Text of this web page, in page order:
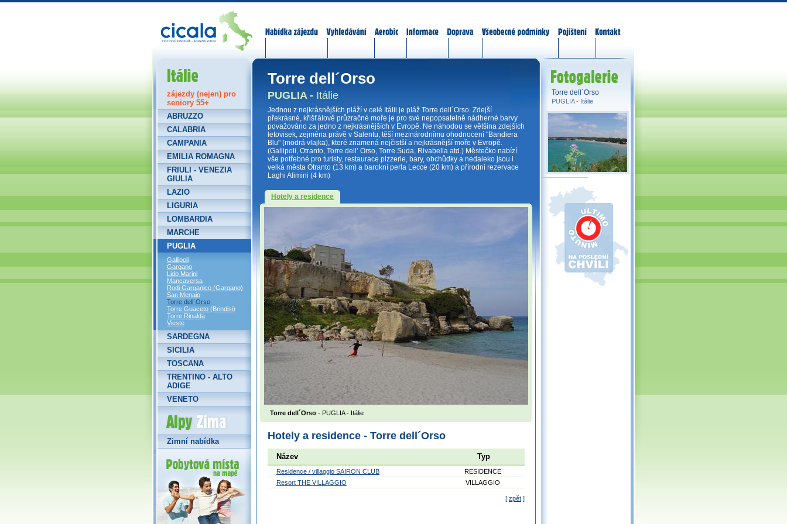
Torre dell´Orso
PUGLIA - Itálie
Jednou z nejkrásnějších pláží v celé Itálii je pláž Torre dell´Orso. Zdejší
překrásné, křišťálově průzračné moře je pro své nepopsatelně nádherné barvy
považováno za jedno z nejkrásnějších v Evropě. Ne náhodou se většina zdejších
letovisek, zejména právě v Salentu, těší mezinárodnímu ohodnocení "Bandiera
Blu" (modrá vlajka), které znamená nejčistší a nejkrásnější moře v Evropě.
(Gallipoli, Otranto, Torre dell’ Orso, Torre Suda, Rivabella atd.) Městečko nabízí
vše potřebné pro turisty, restaurace pizzerie, bary, obchůdky a nedaleko jsou i
velká města Otranto (13 km) a barokní perla Lecce (20 km) a přírodní rezervace
Laghi Alimini (4 km)
Hotely a residence
Torre dell´Orso - PUGLIA - Itálie
Hotely a residence - Torre dell´Orso
Název Typ
Residence / villaggio SAIRON CLUB
RESIDENCE
Resort THE VILLAGGIO
VILLAGGIO
[ zpět ]
Itálie
zájezdy (nejen) pro
seniory 55+
ABRUZZO
CALABRIA
CAMPANIA
EMILIA ROMAGNA
FRIULI - VENEZIA
GIULIA
LAZIO
LIGURIA
LOMBARDIA
MARCHE
PUGLIA
Gallipoli
Gargano
Lido Marini
Mancaversa
Rodi Garganico (Gargano)
San Menaio
Torre dell´Orso
Torre Guaceto (Brindisi)
Torre Rinalda
Vieste
SARDEGNA
SICILIA
TOSCANA
TRENTINO - ALTO
ADIGE
VENETO
Alpy Zima
Zimní nabídka
Torre dell´Orso
PUGLIA - Itálie